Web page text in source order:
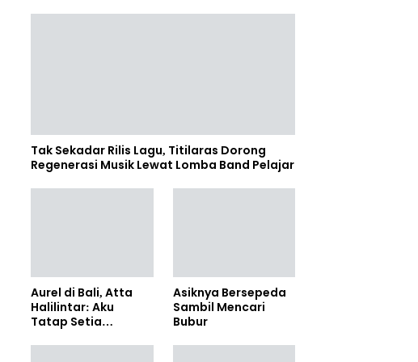
Tak Sekadar Rilis Lagu, Titilaras Dorong
Regenerasi Musik Lewat Lomba Band Pelajar
Aurel di Bali, Atta
Halilintar: Aku
Tatap Setia
Asiknya Bersepeda
Sambil Mencari
Bubur